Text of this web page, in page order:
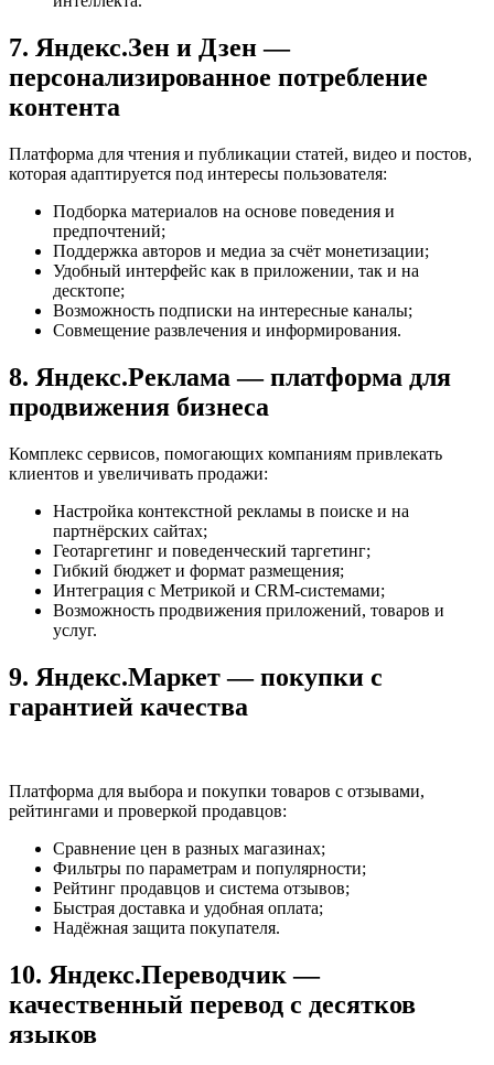
7. Яндекс.Зен и Дзен —
персонализированное потребление
контента
Платформа для чтения и публикации статей, видео и постов,
которая адаптируется под интересы пользователя:
Подборка материалов на основе поведения и
предпочтений;
Поддержка авторов и медиа за счёт монетизации;
Удобный интерфейс как в приложении, так и на
десктопе;
Возможность подписки на интересные каналы;
Совмещение развлечения и информирования.
8. Яндекс.Реклама — платформа для
продвижения бизнеса
Комплекс сервисов, помогающих компаниям привлекать
клиентов и увеличивать продажи:
Настройка контекстной рекламы в поиске и на
партнёрских сайтах;
Геотаргетинг и поведенческий таргетинг;
Гибкий бюджет и формат размещения;
Интеграция с Метрикой и CRM-системами;
Возможность продвижения приложений, товаров и
услуг.
9. Яндекс.Маркет — покупки с
гарантией качества
Платформа для выбора и покупки товаров с отзывами,
рейтингами и проверкой продавцов:
Сравнение цен в разных магазинах;
Фильтры по параметрам и популярности;
Рейтинг продавцов и система отзывов;
Быстрая доставка и удобная оплата;
Надёжная защита покупателя.
10. Яндекс.Переводчик —
качественный перевод с десятков
языков